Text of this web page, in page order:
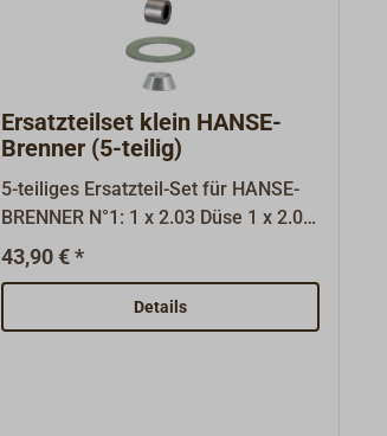
Ersatzteilset klein HANSE-
Brenner (5-teilig)
5-teiliges Ersatzteil-Set für HANSE-
BRENNER N°1: 1 x 2.03 Düse 1 x 2.04
Nadel 1 x 2.07 Graphitpackung 1 x
3.02 Konus 2 x 3.03 Dichtung 1,0
43,90 € *
Details